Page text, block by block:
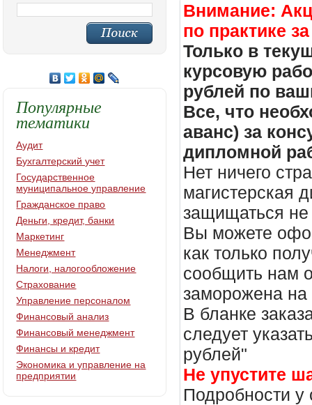
Внимание:
по практике
Только в
курсовую
рублей по
Все, что
аванс) за
дипломной
Нет ничего
магистерская
защищаться не
Вы можете
как только
сообщить нам
заморожена
В бланке
следует
рублей"
Не упустите
Подробности
Популярные
тематики
Аудит
Бухгалтерский учет
Государственное
муниципальное управление
Гражданское право
Деньги, кредит, банки
Маркетинг
Менеджмент
Налоги, налогообложение
Страхование
Управление персоналом
Финансовый анализ
Финансовый менеджмент
Финансы и кредит
Экономика и управление на
предприятии